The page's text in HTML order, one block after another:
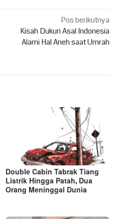
Pos berikutnya
Kisah Dukun Asal Indonesia
Alami Hal Aneh saat Umrah
Double Cabin Tabrak Tiang
Listrik Hingga Patah, Dua
Orang Meninggal Dunia